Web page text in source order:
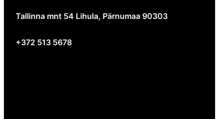
Tallinna mnt 54 Lihula, Pärnumaa 90303
+372 513 5678